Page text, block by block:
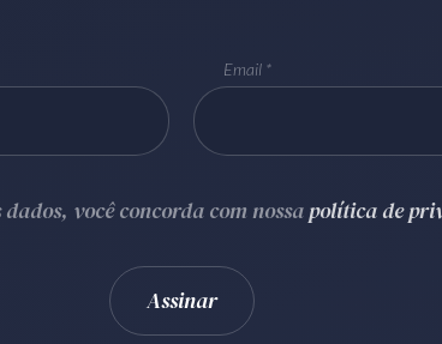
Email
você concorda com nossapolítica de